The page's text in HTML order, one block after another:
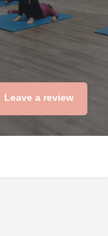
Leave a review